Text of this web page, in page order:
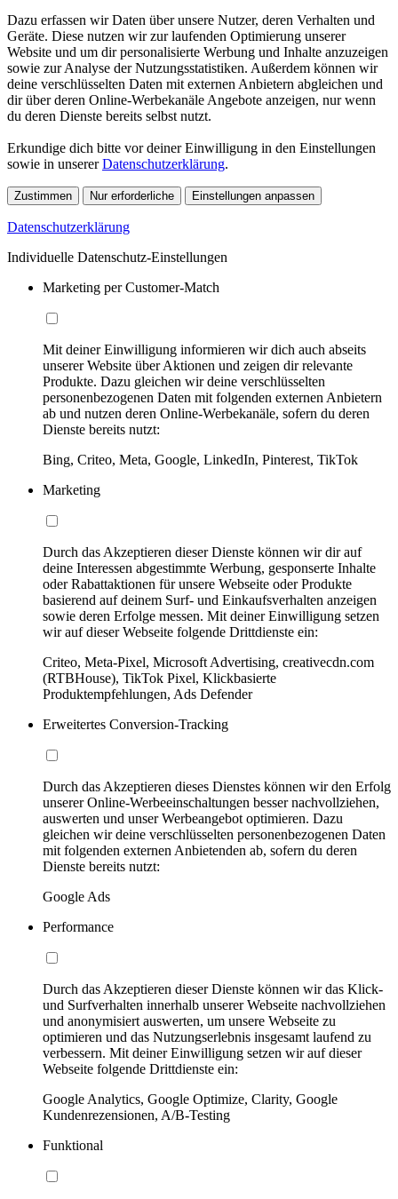
Dazu erfassen wir Daten über unsere Nutzer, deren Verhalten und
Geräte. Diese nutzen wir zur laufenden Optimierung unserer
Website und um dir personalisierte Werbung und Inhalte anzuzeigen
sowie zur Analyse der Nutzungsstatistiken. Außerdem können wir
deine verschlüsselten Daten mit externen Anbietern abgleichen und
dir über deren Online-Werbekanäle Angebote anzeigen, nur wenn
du deren Dienste bereits selbst nutzt.
Erkundige dich bitte vor deiner Einwilligung in den Einstellungen
sowie in unsererDatenschutzerklärung.
Zustimmen Nur erforderliche Einstellungen anpassen
Datenschutzerklärung
Individuelle Datenschutz-Einstellungen
Marketing per Customer-Match
Mit deiner Einwilligung informieren wir dich auch abseits
unserer Website über Aktionen und zeigen dir relevante
Produkte. Dazu gleichen wir deine verschlüsselten
personenbezogenen Daten mit folgenden externen Anbietern
ab und nutzen deren Online-Werbekanäle, sofern du deren
Dienste bereits nutzt:
Bing, Criteo, Meta, Google, LinkedIn, Pinterest, TikTok
Marketing
Durch das Akzeptieren dieser Dienste können wir dir auf
deine Interessen abgestimmte Werbung, gesponserte Inhalte
oder Rabattaktionen für unsere Webseite oder Produkte
basierend auf deinem Surf- und Einkaufsverhalten anzeigen
sowie deren Erfolge messen. Mit deiner Einwilligung setzen
wir auf dieser Webseite folgende Drittdienste ein:
Criteo, Meta-Pixel, Microsoft Advertising, creativecdn.com
(RTBHouse), TikTok Pixel, Klickbasierte
Produktempfehlungen, Ads Defender
Erweitertes Conversion-Tracking
Durch das Akzeptieren dieses Dienstes können wir den Erfolg
unserer Online-Werbeeinschaltungen besser nachvollziehen,
auswerten und unser Werbeangebot optimieren. Dazu
gleichen wir deine verschlüsselten personenbezogenen Daten
mit folgenden externen Anbietenden ab, sofern du deren
Dienste bereits nutzt:
Google Ads
Performance
Durch das Akzeptieren dieser Dienste können wir das Klick-
und Surfverhalten innerhalb unserer Webseite nachvollziehen
und anonymisiert auswerten, um unsere Webseite zu
optimieren und das Nutzungserlebnis insgesamt laufend zu
verbessern. Mit deiner Einwilligung setzen wir auf dieser
Webseite folgende Drittdienste ein:
Google Analytics, Google Optimize, Clarity, Google
Kundenrezensionen, A/B-Testing
Funktional